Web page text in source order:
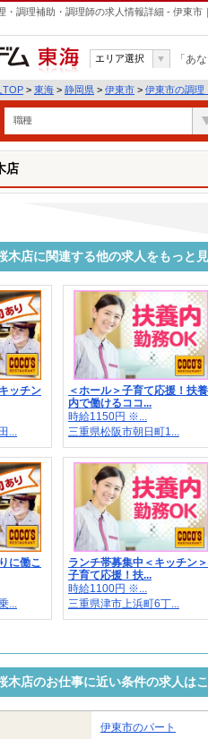
調理補助・調理師の求人情報詳細 - 伊東市
東海
エリア選択 「あ
TOP > 東海 > 静岡県 > 伊東市 > 伊東市の調理
職種
店
店に関連する他の求人をもっと
ッチン
...
＜ホール＞子育て応援！扶養
内で働けるココ...
時給1150円 ※...
三重県松阪市朝日町1...
に働こ
...
ランチ帯募集中＜キッチン＞
子育て応援！扶...
時給1100円 ※...
三重県津市上浜町6丁...
店のお仕事に近い条件の求人は
伊東市のパート